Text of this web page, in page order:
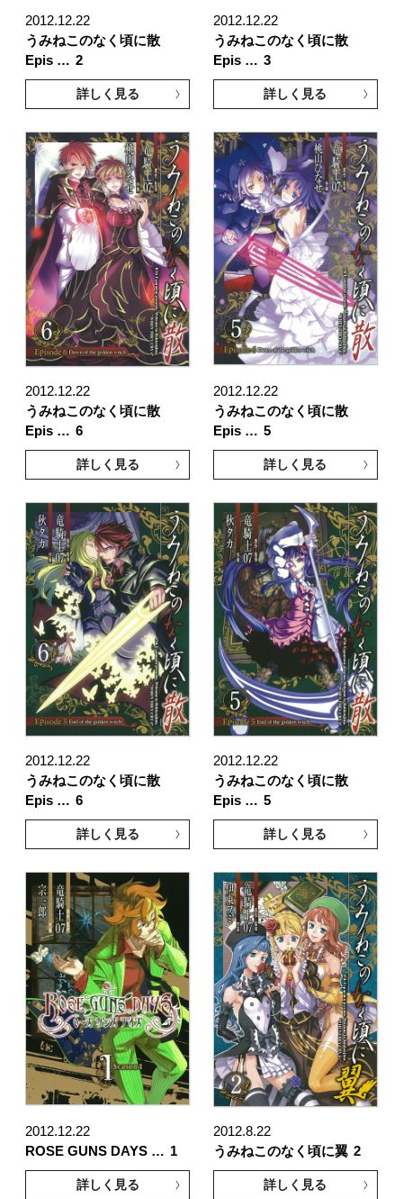
2012.12.22
うみねこのなく頃に散
Epis … 2
詳しく見る
2012.12.22
うみねこのなく頃に散
Epis … 3
詳しく見る
2012.12.22
うみねこのなく頃に散
Epis … 6
詳しく見る
2012.12.22
うみねこのなく頃に散
Epis … 5
詳しく見る
2012.12.22
うみねこのなく頃に散
Epis … 6
詳しく見る
2012.12.22
うみねこのなく頃に散
Epis … 5
詳しく見る
2012.12.22
ROSE GUNS DAYS … 1
詳しく見る
2012.8.22
うみねこのなく頃に翼 2
詳しく見る